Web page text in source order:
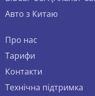
Авто з Китаю
Про нас
Тарифи
Контакти
Технічна підтримка